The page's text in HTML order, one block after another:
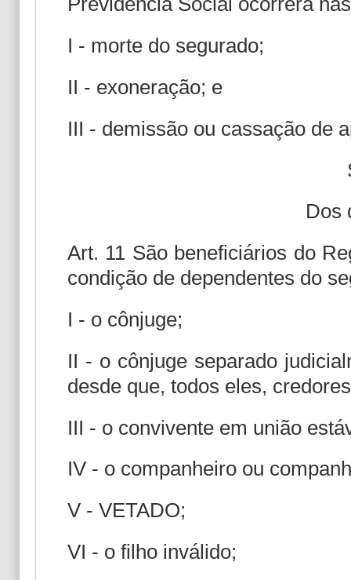
I - morte do segurado;
II - exoneração; e
III - demissão ou cassação de
Dos
Art. 11 São beneficiários do
condição de dependentes do
I - o cônjuge;
II - o cônjuge separado
desde que, todos eles,
III - o convivente em união
IV - o companheiro ou
V - VETADO;
VI - o filho inválido;